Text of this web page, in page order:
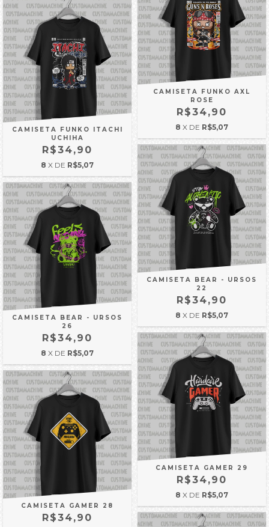
CAMISETA FUNKO ITACHI
UCHIHA
R$34,90
8 X DE R$5,07
CAMISETA FUNKO AXL
ROSE
R$34,90
8 X DE R$5,07
CAMISETA BEAR - URSOS
26
R$34,90
8 X DE R$5,07
CAMISETA BEAR - URSOS
22
R$34,90
8 X DE R$5,07
CAMISETA GAMER 28
R$34,90
CAMISETA GAMER 29
R$34,90
8 X DE R$5,07